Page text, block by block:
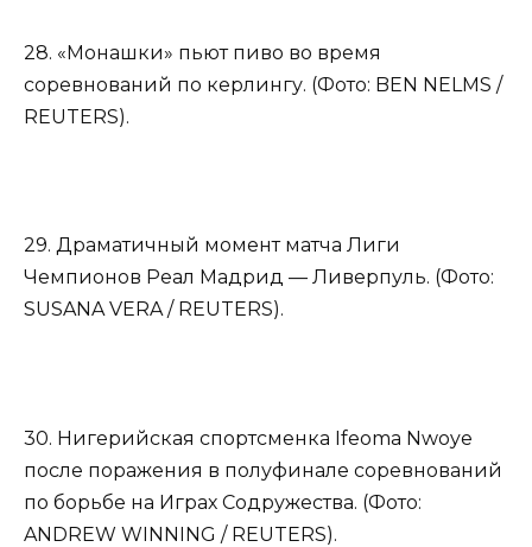
28. «Монашки» пьют пиво во время
соревнований по керлингу. (Фото: BEN NELMS /
REUTERS).
29. Драматичный момент матча Лиги
Чемпионов Реал Мадрид — Ливерпуль. (Фото:
SUSANA VERA / REUTERS).
30. Нигерийская спортсменка Ifeoma Nwoye
после поражения в полуфинале соревнований
по борьбе на Играх Содружества. (Фото:
ANDREW WINNING / REUTERS).